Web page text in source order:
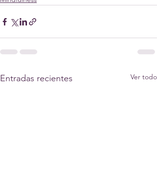
Entradas recientes Ver todo